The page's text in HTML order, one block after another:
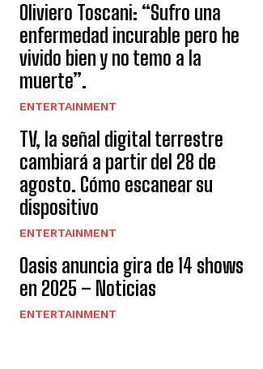
Oliviero Toscani: “Sufro una
enfermedad incurable pero he
vivido bien y no temo a la
muerte”.
ENTERTAINMENT
TV, la señal digital terrestre
cambiará a partir del 28 de
agosto. Cómo escanear su
dispositivo
ENTERTAINMENT
Oasis anuncia gira de 14 shows
en 2025 – Noticias
ENTERTAINMENT